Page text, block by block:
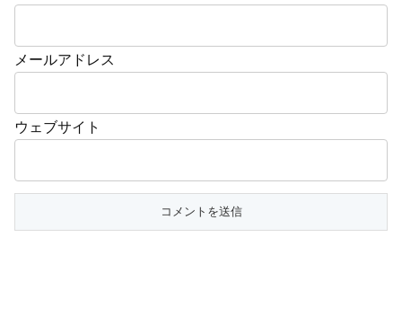
メールアドレス
ウェブサイト